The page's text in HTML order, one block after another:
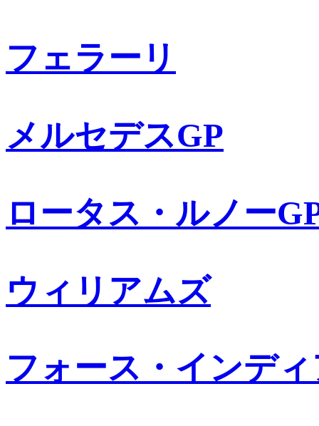
フェラーリ
メルセデスGP
ロータス・ルノー
ウィリアムズ
フォース・インデ